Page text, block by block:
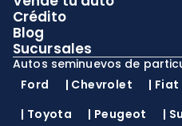
Crédito
Blog
Sucursales
Autos seminuevos de
Ford
| Chevrolet | Fiat
| Toyota | Peugeot |